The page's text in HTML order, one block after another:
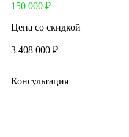
150 000 ₽
Цена со скидкой
3 408 000 ₽
Консультация